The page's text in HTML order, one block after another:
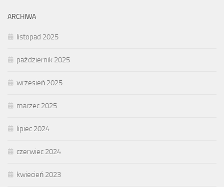
ARCHIWA
listopad 2025
październik 2025
wrzesień 2025
marzec 2025
lipiec 2024
czerwiec 2024
kwiecień 2023